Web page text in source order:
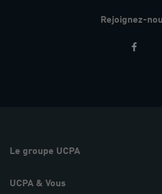
Rejoignez-
Le groupe UCPA
UCPA & Vous